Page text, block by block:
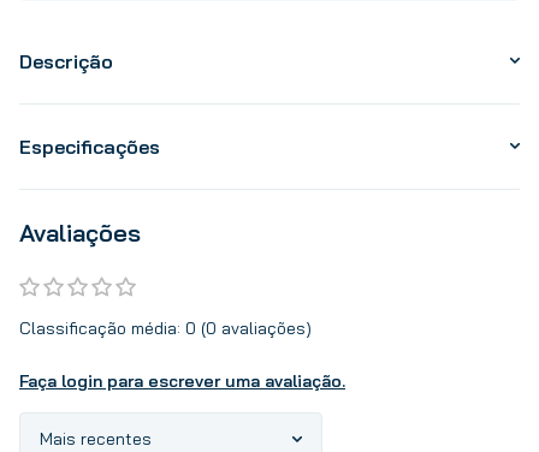
Descrição
Especificações
Avaliações
Classificação média: 0 (0 avaliações)
Faça login para escrever uma avaliação.
Mais recentes